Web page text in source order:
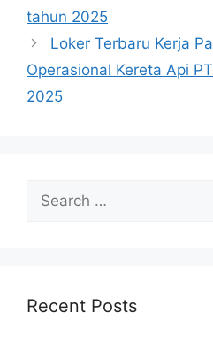
tahun 2025
Loker Terbaru Kerja
Operasional Kereta Api
2025
for:
Recent Posts